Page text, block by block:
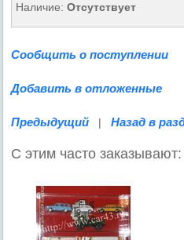
Наличие: Отсутствует
Сообщить о поступлении
Добавить в отложенные
Предыдущий | Назад в
С этим часто заказывают: